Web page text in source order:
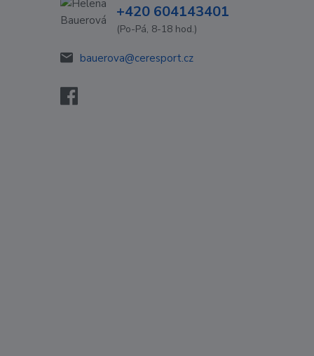
+420 604143401
(Po-Pá, 8-18 hod.)
bauerova@ceresport.cz